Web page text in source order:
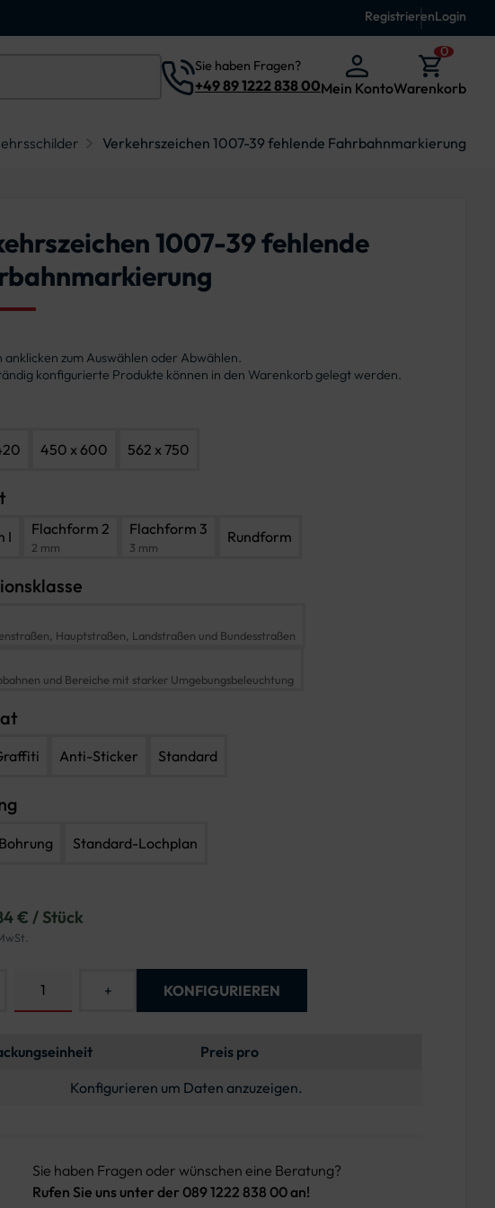
RegistrierenLogin
Sie haben Fragen?
+49 89 1222 838 00Mein Konto
0
Warenkorb
Verkehrszeichen 1007-39 fehlende Fahrbahnmarkierung
1007-39 fehlende
anklicken zum Auswählen oder Abwählen.
konfigurierte Produkte können in den Warenkorb gelegt werden.
450 x 600 562 x 750
I Flachform 2
2 mm
Flachform 3
3 mm
Rundform
Hauptstraßen, Landstraßen und Bundesstraßen
und Bereiche mit starker Umgebungsbeleuchtung
Anti-Sticker Standard
Standard-Lochplan
€ / Stück
+ KONFIGURIEREN
Preis pro
Konfigurieren um Daten anzuzeigen.
Sie haben Fragen oder wünschen eine Beratung?
Rufen Sie uns unter der 089 1222 838 00 an!